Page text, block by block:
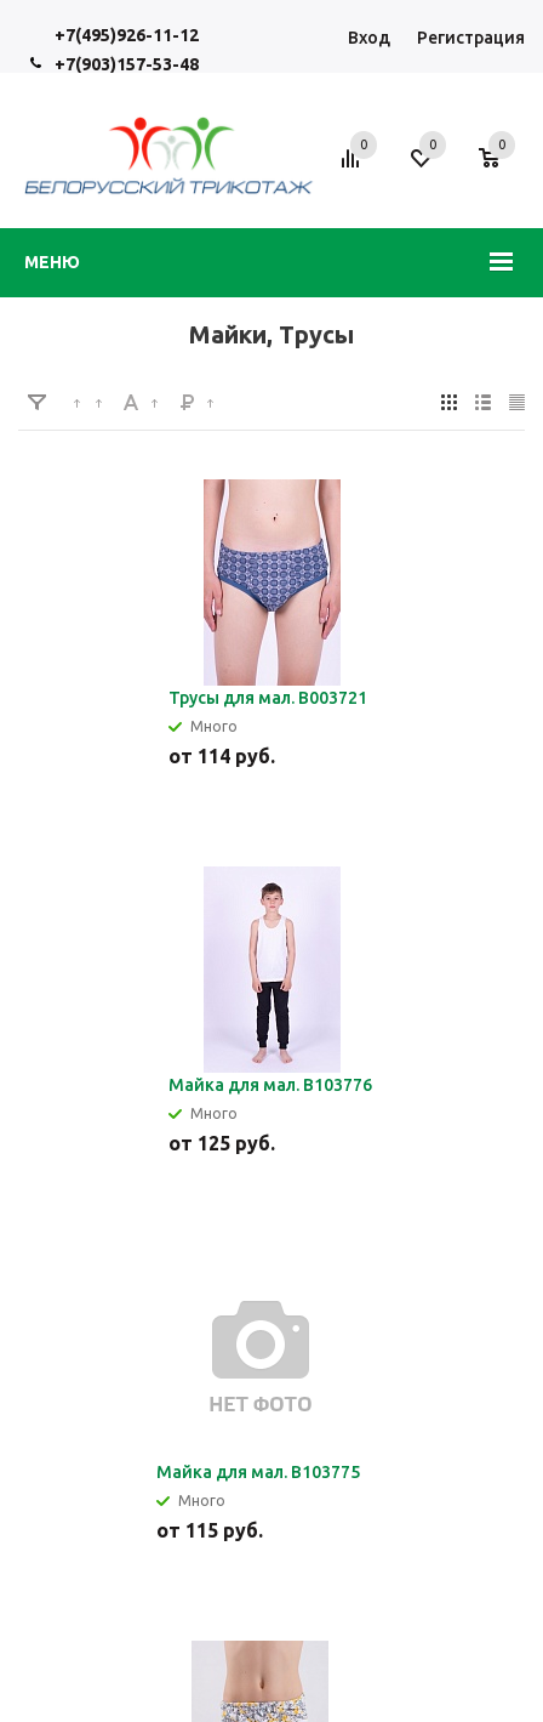
+7(495)926-11-12
+7(903)157-53-48
Вход Регистрация
МЕНЮ
0 0 0
Майки, Трусы
Трусы для мал. В003721
Много
от 114 руб.
Майка для мал. В103776
Много
от 125 руб.
Майка для мал. В103775
Много
от 115 руб.